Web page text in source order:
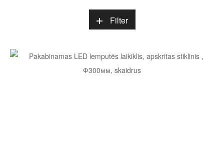
Filter